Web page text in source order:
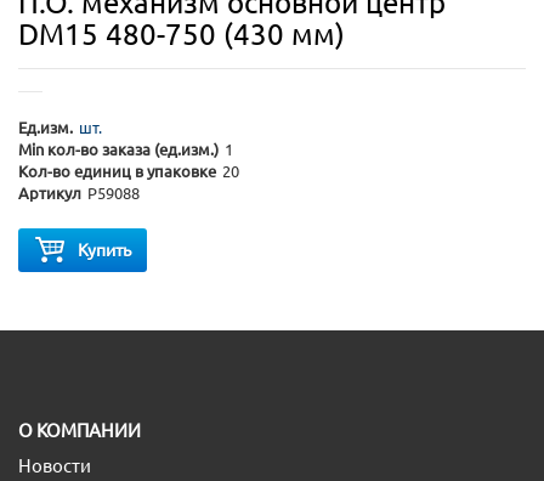
DM15 480-750 (430 мм)
Ед.изм. шт.
Min кол-во заказа (ед.изм.) 1
Кол-во единиц в упаковке 20
Артикул P59088
Купить
O КОМПАНИИ
Новости